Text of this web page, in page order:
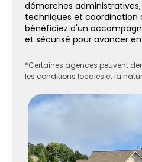
démarches
techniques et coordination
bénéficiez d'un
et sécurisé pour avancer
*Certaines agences peuvent
les conditions locales et la